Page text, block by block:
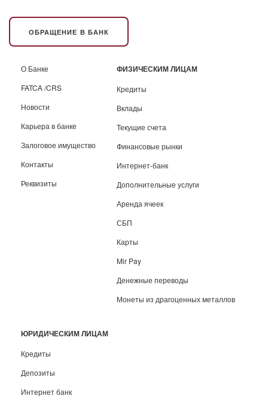
ОБРАЩЕНИЕ В БАНК
О Банке
FATCA /CRS
Новости
Карьера в банке
Залоговое имущество
Контакты
Реквизиты
ФИЗИЧЕСКИМ ЛИЦАМ
Кредиты
Вклады
Текущие счета
Финансовые рынки
Интернет-банк
Дополнительные услуги
Аренда ячеек
СБП
Карты
Mir Pay
Денежные переводы
Монеты из драгоценных металлов
ЮРИДИЧЕСКИМ ЛИЦАМ
Кредиты
Депозиты
Интернет банк